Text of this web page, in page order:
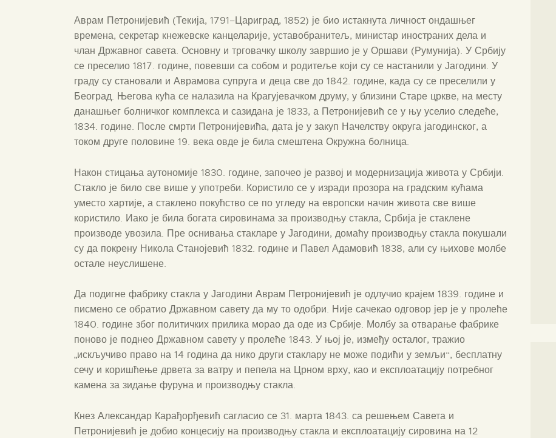
Аврам Петронијевић (Текија, 1791–Цариград, 1852) је био истакнута личност ондашњег
времена, секретар кнежевске канцеларије, уставобранитељ, министар иностраних дела и
члан Државног савета. Основну и трговачку школу завршио је у Оршави (Румунија). У Србију
се преселио 1817. године, повевши са собом и родитеље који су се настанили у Јагодини. У
граду су становали и Аврамова супруга и деца све до 1842. године, када су се преселили у
Београд. Његова кућа се налазила на Крагујевачком друму, у близини Старе цркве, на месту
данашњег болничког комплекса и сазидана је 1833, а Петронијевић се у њу уселио следеће,
1834. године. После смрти Петронијевића, дата је у закуп Начелству округа јагодинског, а
током друге половине 19. века овде је била смештена Окружна болница.
Након стицања аутономије 1830. године, започео је развој и модернизација живота у Србији.
Стакло је било све више у употреби. Користило се у изради прозора на градским кућама
уместо хартије, а стаклено покућство се по угледу на европски начин живота све више
користило. Иако је била богата сировинама за производњу стакла, Србија је стаклене
производе увозила. Пре оснивања стакларе у Јагодини, домаћу производњу стакла покушали
су да покрену Никола Станојевић 1832. године и Павел Адамовић 1838, али су њихове молбе
остале неуслишене.
Да подигне фабрику стакла у Јагодини Аврам Петронијевић је одлучио крајем 1839. године и
писмено се обратио Државном савету да му то одобри. Није сачекао одговор јер је у пролеће
1840. године због политичких прилика морао да оде из Србије. Молбу за отварање фабрике
поново је поднео Државном савету у пролеће 1843. У њој је, између осталог, тражио
„искључиво право на 14 година да нико други стаклару не може подићи у земљи“, бесплатну
сечу и коришћење дрвета за ватру и пепела на Црном врху, као и експлоатацију потребног
камена за зидање фуруна и производњу стакла.
Кнез Александар Карађорђевић сагласио се 31. марта 1843. са решењем Савета и
Петронијевић је добио концесију на производњу стакла и експлоатацију сировина на 12